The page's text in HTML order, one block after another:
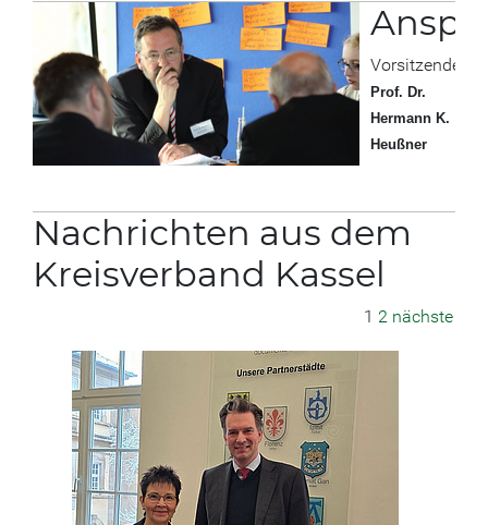
Vorsitzender:
Prof. Dr.
Hermann K.
Heußner
Nachrichten aus dem
Kreisverband Kassel
1 2 nächste